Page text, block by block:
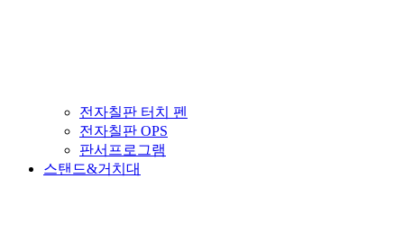
전자칠판 터치 펜
전자칠판 OPS
판서프로그램
스탠드&거치대